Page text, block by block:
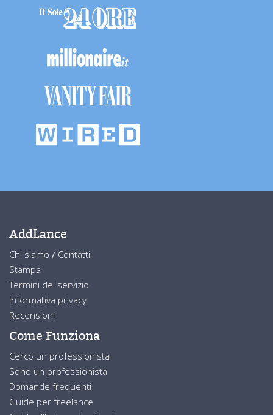
AddLance
Chi siamo / Contatti
Stampa
Termini del servizio
Informativa privacy
Recensioni
Come Funziona
Cerco un professionista
Sono un professionista
Domande frequenti
Guide per freelance